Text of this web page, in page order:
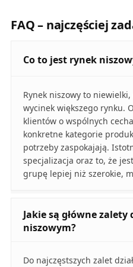
FAQ – najczęściej
Co to jest rynek
Rynek niszowy to
wycinek większego rynku.
klientów o wspólnych
konkretne kategorie
potrzeby zaspokajają.
specjalizacja oraz to, że
grupę lepiej niż szerokie,
Jakie są główne
niszowym?
Do najczęstszych zalet